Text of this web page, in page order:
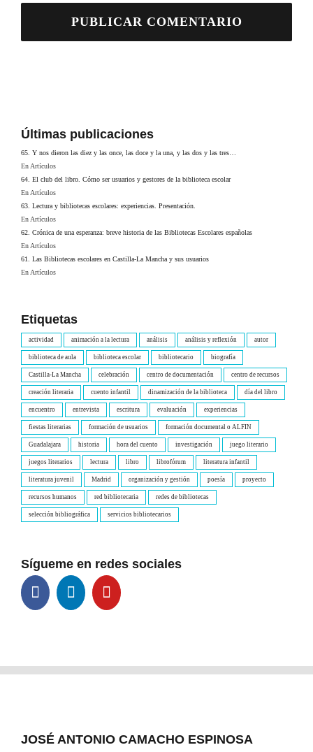
Últimas publicaciones
65. Y nos dieron las diez y las once, las doce y la una, y las dos y las tres…
En Artículos
64. El club del libro. Cómo ser usuarios y gestores de la biblioteca escolar
En Artículos
63. Lectura y bibliotecas escolares: experiencias. Presentación.
En Artículos
62. Crónica de una esperanza: breve historia de las Bibliotecas Escolares españolas
En Artículos
61. Las Bibliotecas escolares en Castilla-La Mancha y sus usuarios
En Artículos
Etiquetas
actividad animación a la lectura análisis análisis y reflexión autor
biblioteca de aula biblioteca escolar bibliotecario biografía
Castilla-La Mancha celebración centro de documentación centro de recursos
creación literaria cuento infantil dinamización de la biblioteca día del libro
encuentro entrevista escritura evaluación experiencias
fiestas literarias formación de usuarios formación documental o ALFIN
Guadalajara historia hora del cuento investigación juego literario
juegos literarios lectura libro librofórum literatura infantil
literatura juvenil Madrid organización y gestión poesía proyecto
recursos humanos red bibliotecaria redes de bibliotecas
selección bibliográfica servicios bibliotecarios
Sígueme en redes sociales
JOSÉ ANTONIO CAMACHO ESPINOSA